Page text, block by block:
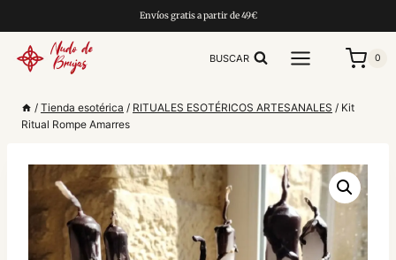
al
contenido
Envíos gratis a partir de 49€
BUSCAR 0
/ Tienda esotérica / RITUALES ESOTÉRICOS ARTESANALES / Kit
Ritual Rompe Amarres